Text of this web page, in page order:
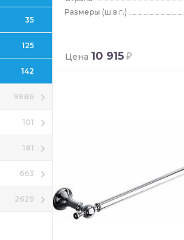
35
125
142
9886
101
181
663
2629
(ш.в.г.)
Цена 10 915